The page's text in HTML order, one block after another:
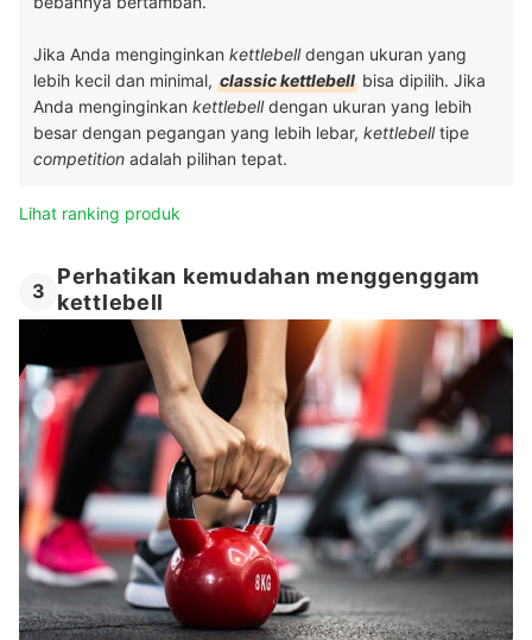
Jika Anda menginginkan kettlebelldengan ukuran yang
lebih kecil dan minimal, classic kettlebell bisa dipilih. Jika
Anda menginginkan kettlebelldengan ukuran yang lebih
besar dengan pegangan yang lebih lebar, kettlebelltipe
competition adalah pilihan tepat.
Lihat ranking produk
3
Perhatikan kemudahan menggenggam
kettlebell